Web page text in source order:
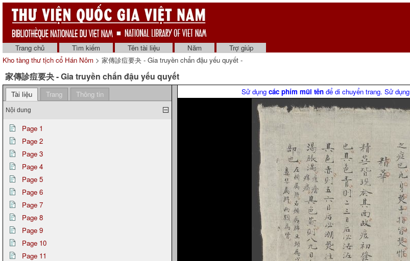
Trang chủ Tìm kiếm Tên tài liệu Năm
Trợ giúp
Kho tàng thư tịch cổ Hán Nôm > 家傳診痘要夬 - Gia truyền chẩn đậu yếu quyết -
家傳診痘要夬 - Gia truyền chẩn đậu yếu quyết
Tài liệu Trang Thông tin
Nội dung
Page 1
Page 2
Page 3
Page 4
Page 5
Page 6
Page 7
Page 8
Page 9
Page 10
Page 11
Sử dụng các phím mũi tên để di chuyển trang. Sử dụng